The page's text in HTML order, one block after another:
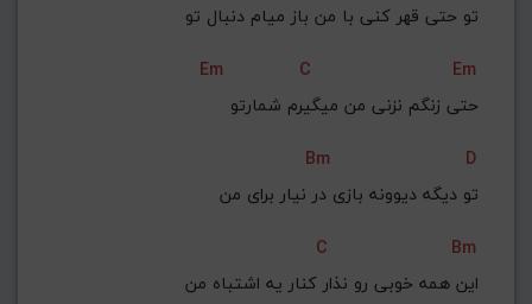
تو حتی قهر کنی با من باز میام دنبال تو
Em
C
Em
حتی زنگم نزنی من میگیرم شمارتو
Bm
D
تو دیگه دیوونه بازی در نیار برای من
C
Bm
این همه خوبی رو نذار کنار یه اشتباه من